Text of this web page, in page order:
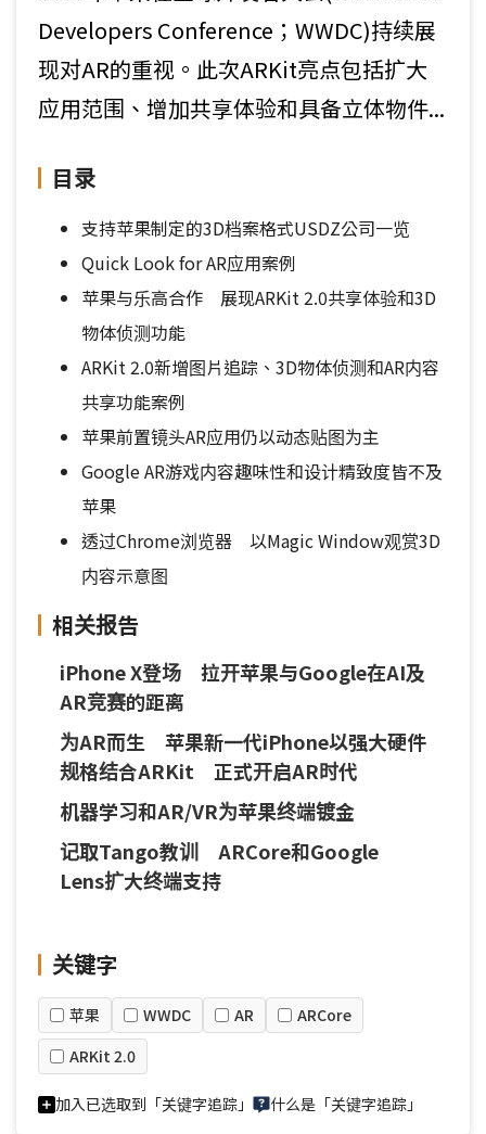
Developers Conference；WWDC)持续展
现对AR的重视。此次ARKit亮点包括扩大
应用范围、增加共享体验和具备立体物件...
目录
支持苹果制定的3D档案格式USDZ公司一览
Quick Look for AR应用案例
苹果与乐高合作 展现ARKit 2.0共享体验和3D
物体侦测功能
ARKit 2.0新增图片追踪、3D物体侦测和AR内容
共享功能案例
苹果前置镜头AR应用仍以动态贴图为主
Google AR游戏内容趣味性和设计精致度皆不及
苹果
透过Chrome浏览器 以Magic Window观赏3D
内容示意图
相关报告
iPhone X登场 拉开苹果与Google在AI及
AR竞赛的距离
为AR而生 苹果新一代iPhone以强大硬件
规格结合ARKit 正式开启AR时代
机器学习和AR/VR为苹果终端镀金
记取Tango教训 ARCore和Google
Lens扩大终端支持
关键字
苹果 WWDC AR
ARCore
ARKit 2.0
加入已选取到「关键字追踪」 什么是「关键字追踪」